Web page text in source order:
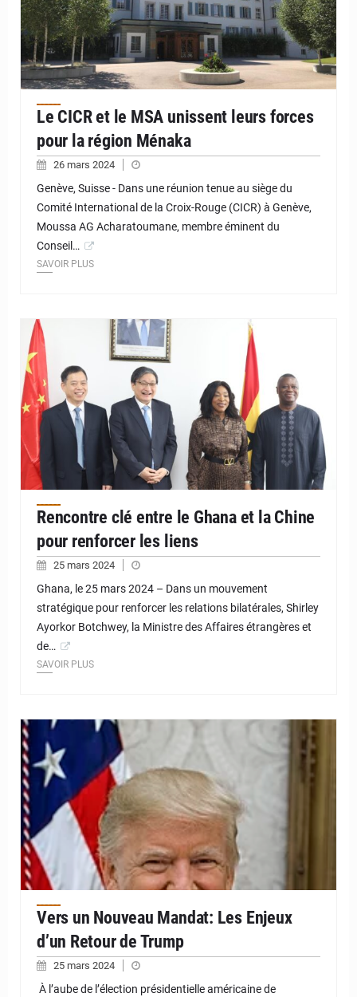
Le CICR et le MSA unissent leurs forces
pour la région Ménaka
26 mars 2024
Genève, Suisse - Dans une réunion tenue au siège du
Comité International de la Croix-Rouge (CICR) à Genève,
Moussa AG Acharatoumane, membre éminent du
Conseil…
SAVOIR PLUS
Rencontre clé entre le Ghana et la Chine
pour renforcer les liens
25 mars 2024
Ghana, le 25 mars 2024 – Dans un mouvement
stratégique pour renforcer les relations bilatérales, Shirley
Ayorkor Botchwey, la Ministre des Affaires étrangères et
de…
SAVOIR PLUS
Vers un Nouveau Mandat: Les Enjeux
d’un Retour de Trump
25 mars 2024
À l’aube de l’élection présidentielle américaine de